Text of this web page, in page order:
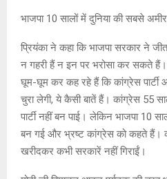
भाजपा 10 सालों में दुनिया की सबसे अमीर
प्रियंका ने कहा कि भाजपा सरकार ने
न गहरी हैं न इन पर भरोसा कर सकते हैं।
घूम-घूम कर कह रहे हैं कि कांग्रेस
चुरा लेगी, ये कैसी बातें हैं। कांग्रेस 55
पार्टी नहीं बन पाई। लेकिन भाजपा 10
बन गई और भ्रष्ट कांग्रेस को कहते हैं।
खरीदकर कभी सरकारें नहीं गिराईं।